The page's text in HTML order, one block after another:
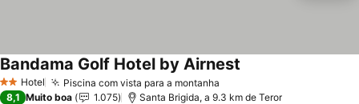
2 Estrelas
Hotel Piscina com vista para a montanha
Bandama Golf Hotel by Airnest
8,1 Muito boa 1.075 Santa Brigida, a 9.3 km de Teror